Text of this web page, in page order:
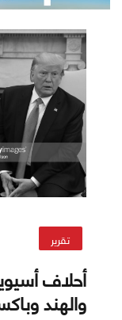
تقرير
أحلاف
والهند